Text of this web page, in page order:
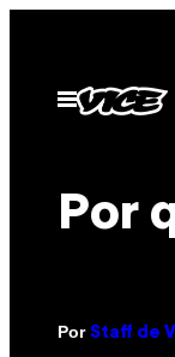
contenido
Abrir
Menú
Por
Por Staff de